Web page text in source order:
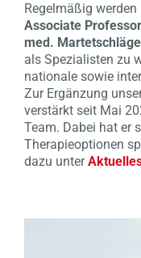
Regelmäßig werden
Associate
med.
als Spezialisten zu
nationale sowie
Zur Ergänzung
verstärkt seit Mai
Team. Dabei hat er
Therapieoptionen
dazu unter